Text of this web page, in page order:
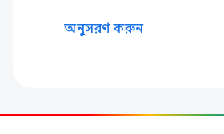
অনুসরণ করুন